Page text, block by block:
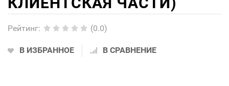
Рейтинг: (0.0)
В ИЗБРАННОЕ В СРАВНЕНИЕ